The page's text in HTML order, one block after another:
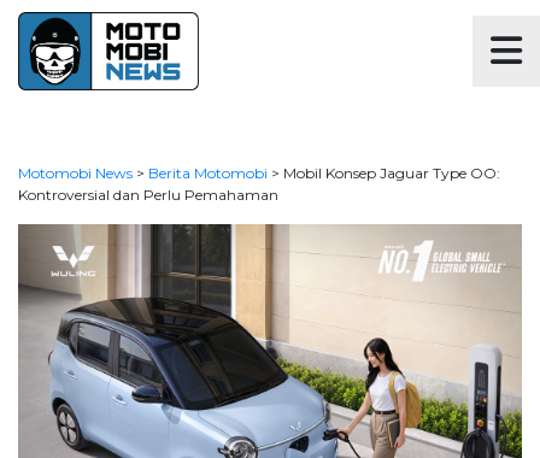
Motomobi News > Berita Motomobi > Mobil Konsep Jaguar Type OO:
Kontroversial dan Perlu Pemahaman